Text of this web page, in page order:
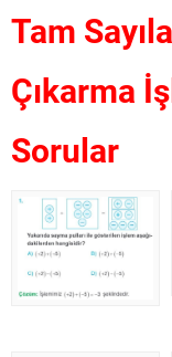
Tam
Çıkarma
Sorular